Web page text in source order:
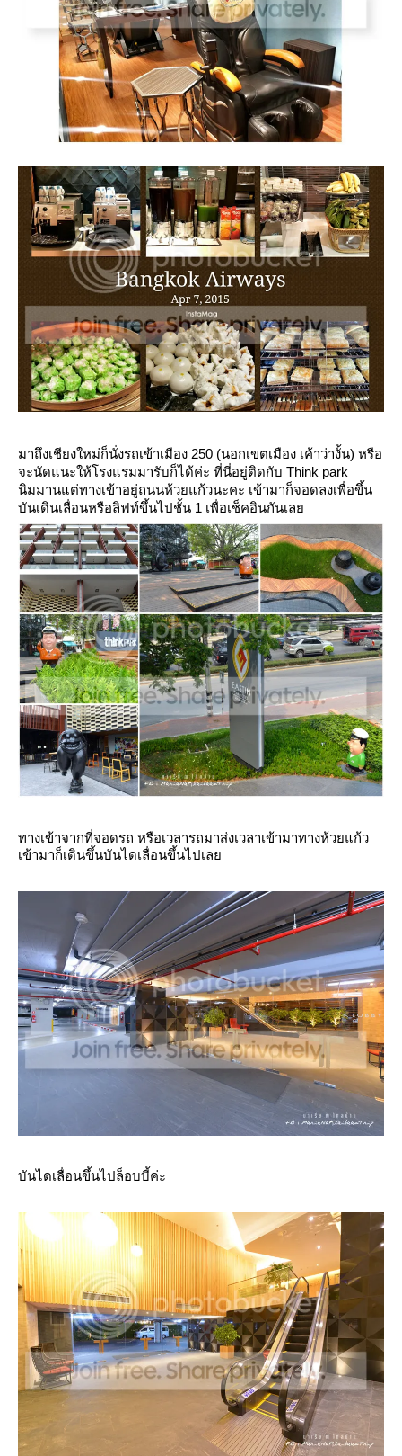
มาถึงเชียงใหม่ก็นั่งรถเข้าเมือง 250 (นอกเขตเมือง เค้าว่างั้น) หรือ
จะนัดแนะให้โรงแรมมารับก็ได้ค่ะ ที่นี่อยู่ติดกับ Think park
นิมมานแต่ทางเข้าอยู่ถนนห้วยแก้วนะคะ เข้ามาก็จอดลงเพื่อขึ้น
บันเดินเลื่อนหรือลิฟท์ขึ้นไปชั้น 1 เพื่อเช็คอินกันเล
ทางเข้าจากที่จอดรถ หรือเวลารถมาส่งเวลาเข้ามาทางห้วยแก้ว
เข้ามาก็เดินขึ้นบันไดเลื่อนขึ้นไปเล
บันไดเลื่อนขึ้นไปล็อบบี้ค่ะ